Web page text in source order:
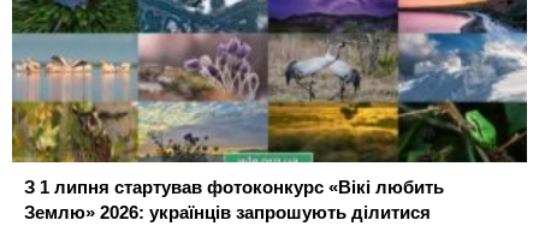
З 1 липня стартував фотоконкурс «Вікі любить
Землю» 2026: українців запрошують ділитися